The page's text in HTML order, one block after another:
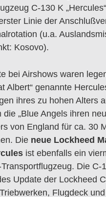
C-130 K
Linie der
(u.a.
Kosovo).
bei Airshows waren
Albert“ genannte
ihres zu hohen Alters
die „Blue Angels ihren
von England für ca. 30
Die neue Lockheed
ist ebenfalls ein
Die C-
Update der Lockheed
Flugdeck